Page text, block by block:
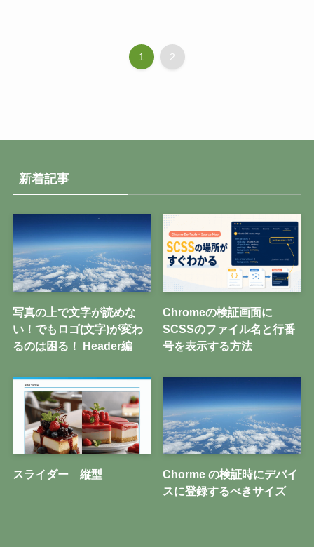
1 2
新着記事
写真の上で文字が読めな
い！でもロゴ(文字)が変わ
るのは困る！ Header編
Chromeの検証画面に
SCSSのファイル名と行番
号を表示する方法
スライダー 縦型
Chorme の検証時にデバイ
スに登録するべきサイズ